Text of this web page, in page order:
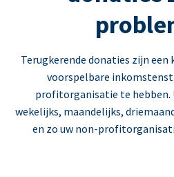
Terugkerende donaties zijn
voorspelbare
profitorganisatie te hebben.
wekelijks, maandelijks,
en zo uw non-